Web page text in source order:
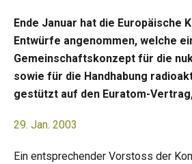
Ende Januar hat die Europäische
Entwürfe angenommen, welche
Gemeinschaftskonzept für die
sowie für die Handhabung
gestützt auf den Euratom-
29. Jan. 2003
Ein entsprechender Vorstoss der